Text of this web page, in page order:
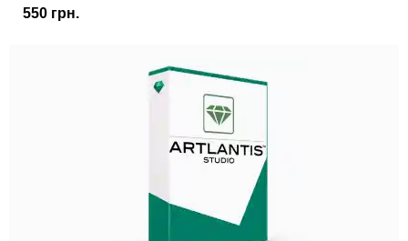
550 грн.